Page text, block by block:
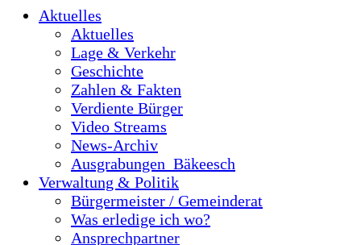
Aktuelles
Aktuelles
Lage & Verkehr
Geschichte
Zahlen & Fakten
Verdiente Bürger
Video Streams
News-Archiv
Ausgrabungen_Bäkeesch
Verwaltung & Politik
Bürgermeister / Gemeinderat
Was erledige ich wo?
Ansprechpartner